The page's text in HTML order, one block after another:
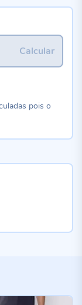
Calcular
pois o